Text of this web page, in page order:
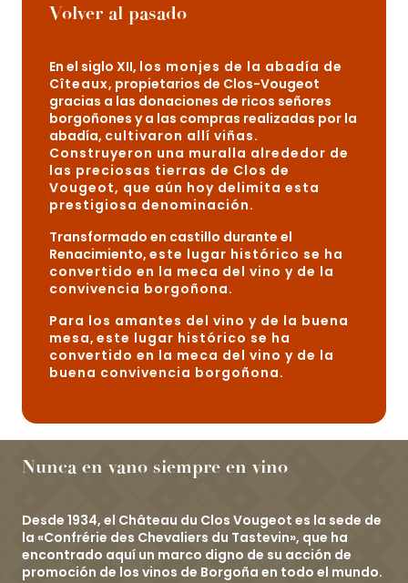
Volver al pasado
En el siglo XII, los monjes de la abadía de
Cîteaux, propietarios de Clos-Vougeot
gracias a las donaciones de ricos señores
borgoñones y a las compras realizadas por la
abadía, cultivaron allí viñas.
Construyeron una muralla alrededor de
las preciosas tierras de Clos de
Vougeot, que aún hoy delimita esta
prestigiosa denominación.
Transformado en castillo durante el
Renacimiento, este lugar histórico se ha
convertido en la meca del vino y de la
convivencia borgoñona.
Para los amantes del vino y de la buena
mesa, este lugar histórico se ha
convertido en la meca del vino y de la
buena convivencia borgoñona.
Nunca en vano siempre en vino
Desde 1934, el Château du Clos Vougeot es la sede de
la «Confrérie des Chevaliers du Tastevin», que ha
encontrado aquí un marco digno de su acción de
promoción de los vinos de Borgoña en todo el mundo.